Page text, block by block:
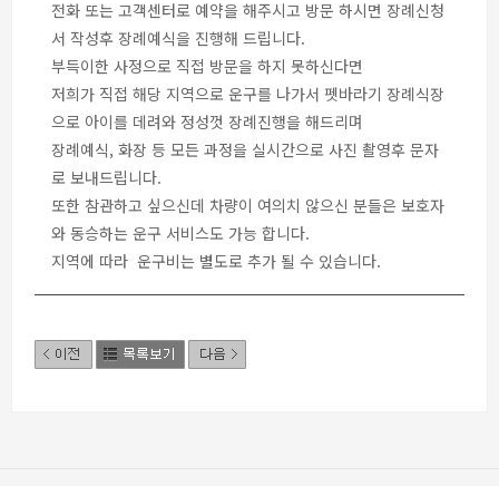
전화 또는 고객센터로 예약을 해주시고 방문 하시면 장례신청
서 작성후 장례예식을 진행해 드립니다.
부득이한 사정으로 직접 방문을 하지 못하신다면
저희가 직접 해당 지역으로 운구를 나가서 펫바라기 장례식장
으로 아이를 데려와 정성껏 장례진행을 해드리며
장례예식, 화장 등 모든 과정을 실시간으로 사진 촬영후 문자
로 보내드립니다.
또한 참관하고 싶으신데 차량이 여의치 않으신 분들은 보호자
와 동승하는 운구 서비스도 가능 합니다.
지역에 따라 운구비는 별도로 추가 될 수 있습니다.